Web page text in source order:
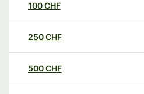
100CHF
250CHF
500CHF